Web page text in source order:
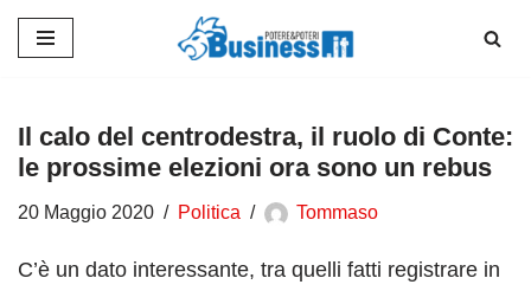
contenuto
Il calo del centrodestra, il ruolo di Conte:
le prossime elezioni ora sono un rebus
20 Maggio 2020 Politica Tommaso
C’è un dato interessante, tra quelli fatti registrare in